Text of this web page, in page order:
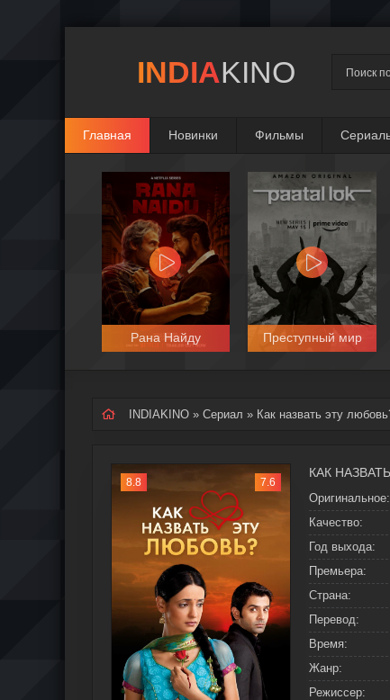
INDIAKINO
Главная Новинки Фильмы
Рана Найду Преступный мир
INDIAKINO » Сериал » Как назвать эту
8.8 7.6
КАК
Оригинальное:
Качество:
Год выхода:
Премьера:
Страна:
Перевод:
Время:
Жанр:
Режиссер: